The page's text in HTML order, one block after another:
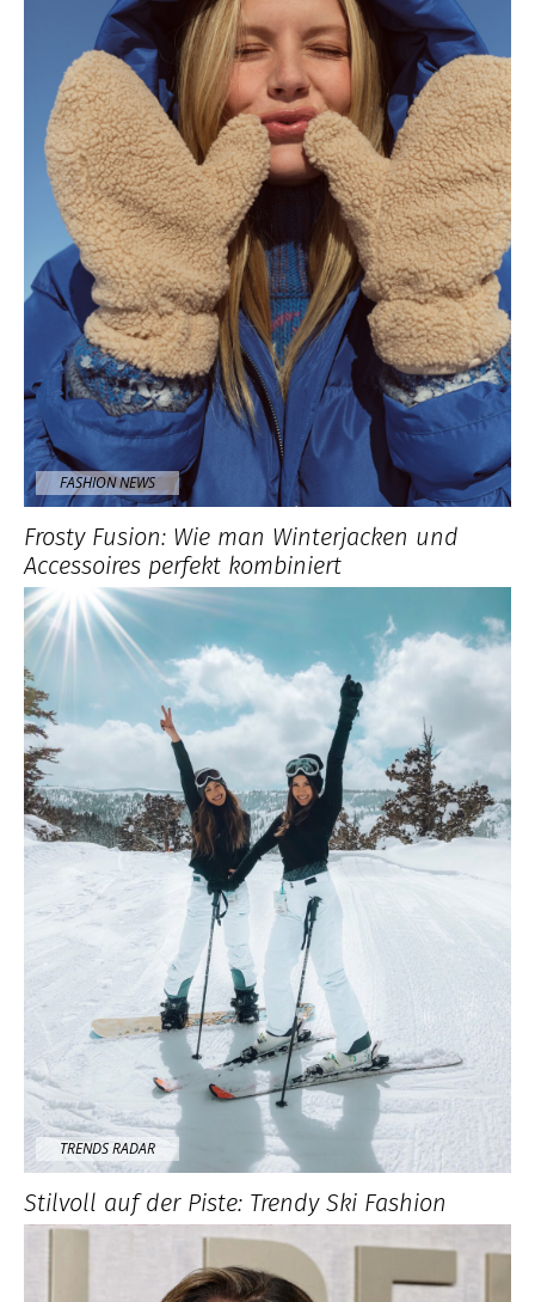
FASHION NEWS
Frosty Fusion: Wie man Winterjacken und
Accessoires perfekt kombiniert
TRENDS RADAR
Stilvoll auf der Piste: Trendy Ski Fashion